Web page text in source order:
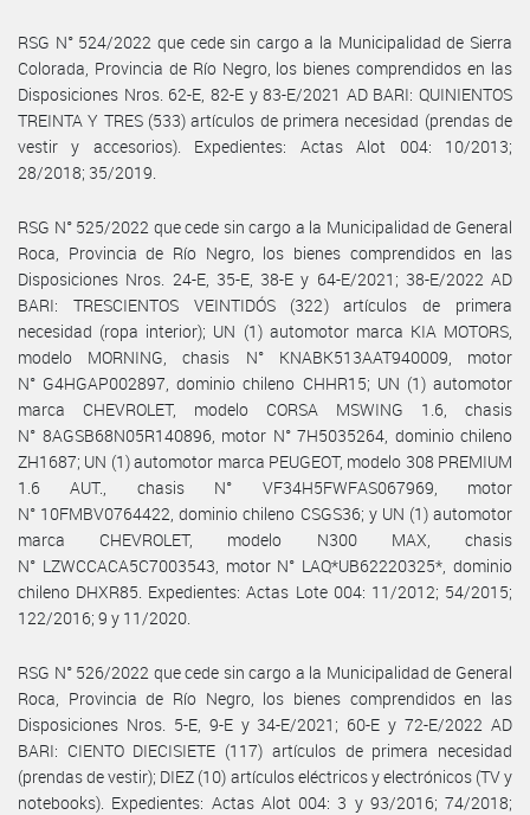
RSG N° 524/2022 que cede sin cargo a la Municipalidad de Sierra
Colorada, Provincia de Río Negro, los bienes comprendidos en las
Disposiciones Nros. 62-E, 82-E y 83-E/2021 AD BARI: QUINIENTOS
TREINTA Y TRES (533) artículos de primera necesidad (prendas de
vestir y accesorios). Expedientes: Actas Alot 004: 10/2013;
28/2018; 35/2019.
RSG N° 525/2022 que cede sin cargo a la Municipalidad de General
Roca, Provincia de Río Negro, los bienes comprendidos en las
Disposiciones Nros. 24-E, 35-E, 38-E y 64-E/2021; 38-E/2022 AD
BARI: TRESCIENTOS VEINTIDÓS (322) artículos de primera
necesidad (ropa interior); UN (1) automotor marca KIA MOTORS,
modelo MORNING, chasis N° KNABK513AAT940009, motor
N° G4HGAP002897, dominio chileno CHHR15; UN (1) automotor
marca CHEVROLET, modelo CORSA MSWING 1.6, chasis
N° 8AGSB68N05R140896, motor N° 7H5035264, dominio chileno
ZH1687; UN (1) automotor marca PEUGEOT, modelo 308 PREMIUM
1.6 AUT., chasis N° VF34H5FWFAS067969, motor
N° 10FMBV0764422, dominio chileno CSGS36; y UN (1) automotor
marca CHEVROLET, modelo N300 MAX, chasis
N° LZWCCACA5C7003543, motor N° LAQ*UB62220325*, dominio
chileno DHXR85. Expedientes: Actas Lote 004: 11/2012; 54/2015;
122/2016; 9 y 11/2020.
RSG N° 526/2022 que cede sin cargo a la Municipalidad de General
Roca, Provincia de Río Negro, los bienes comprendidos en las
Disposiciones Nros. 5-E, 9-E y 34-E/2021; 60-E y 72-E/2022 AD
BARI: CIENTO DIECISIETE (117) artículos de primera necesidad
(prendas de vestir); DIEZ (10) artículos eléctricos y electrónicos (TV y
notebooks). Expedientes: Actas Alot 004: 3 y 93/2016; 74/2018;